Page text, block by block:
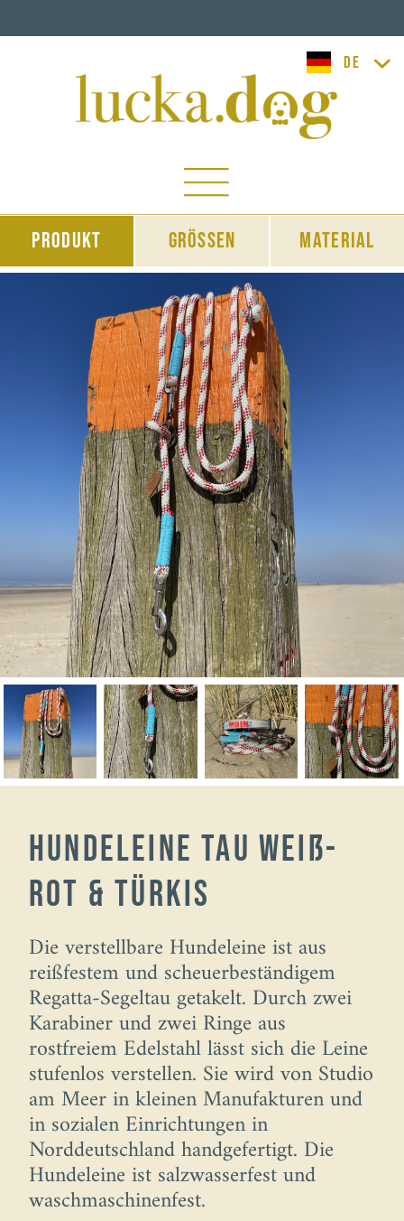
lucka.dog
Produkt Grössen Material
Hundeleine Tau weiß-
rot & türkis
Die verstellbare Hundeleine ist aus
reißfestem und scheuerbeständigem
Regatta-Segeltau getakelt. Durch zwei
Karabiner und zwei Ringe aus
rostfreiem Edelstahl lässt sich die Leine
stufenlos verstellen. Sie wird von Studio
am Meer in kleinen Manufakturen und
in sozialen Einrichtungen in
Norddeutschland handgefertigt. Die
Hundeleine ist salzwasserfest und
waschmaschinenfest.